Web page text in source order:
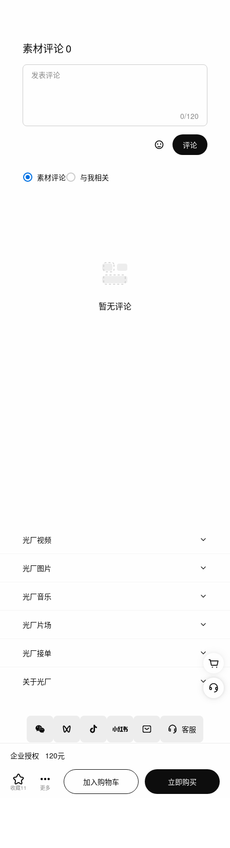
企业授权 120元
收藏11 更多
加入购物车 立即购买
素材评论0
0/120
评论
素材评论 与我相关
暂无评论
客服
光厂视频
上传视频
光厂图片
上传图片
光厂音乐
热门音乐
光厂片场
上传案例
光厂接单
上架服务
关于光厂
增值电信业务经营许可证：川B2-20160192
蜀ICP备12020238号-4
川公网安备51019002000262
违法和不良信息举报中心